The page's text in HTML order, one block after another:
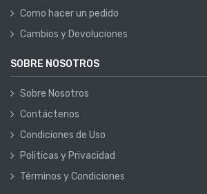
Como hacer un pedido
Cambios y Devoluciones
SOBRE NOSOTROS
Sobre Nosotros
Contáctenos
Condiciones de Uso
Politicas y Privacidad
Términos y Condiciones